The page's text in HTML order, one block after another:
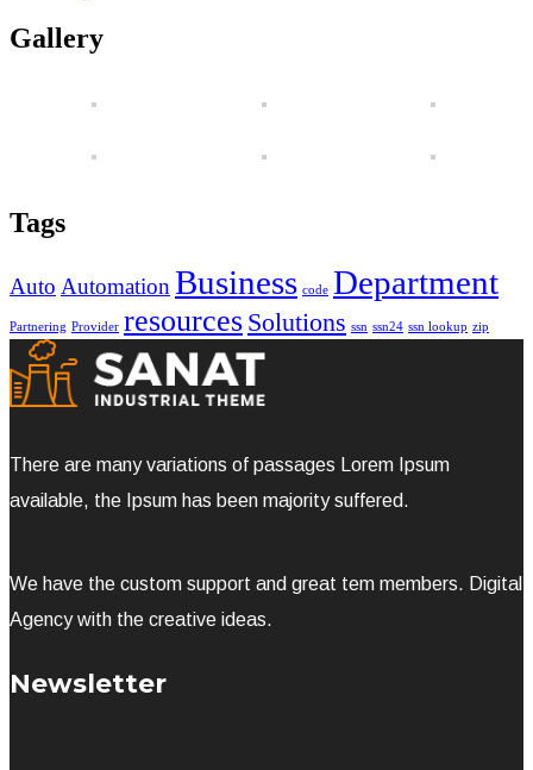
Gallery
Tags
Auto Automation Business code Department
Partnering Provider resources Solutions ssn ssn24 ssn lookup zip
There are many variations of passages Lorem Ipsum
available, the Ipsum has been majority suffered.
We have the custom support and great tem members. Digital
Agency with the creative ideas.
Newsletter